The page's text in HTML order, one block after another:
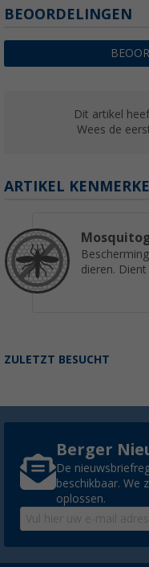
€
€
BEOORDELINGEN
Dit artikel
Wees de
ARTIKEL
dieren.
ZULETZT BESUCHT
Berger
De
beschikbaar. We
oplossen.